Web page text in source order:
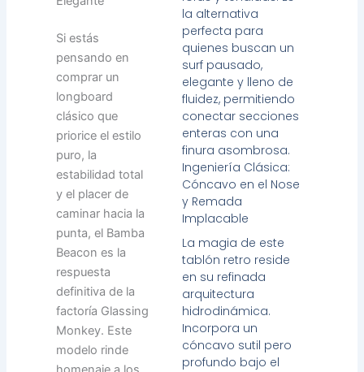
la alternativa
perfecta para
quienes buscan un
surf pausado,
elegante y lleno de
fluidez, permitiendo
conectar secciones
enteras con una
finura asombrosa.
Ingeniería Clásica:
Cóncavo en el Nose
y Remada
Implacable
La magia de este
tablón retro reside
en su refinada
arquitectura
hidrodinámica.
Incorpora un
cóncavo sutil pero
profundo bajo el
Si estás
pensando en
comprar un
longboard
clásico que
priorice el estilo
puro, la
estabilidad total
y el placer de
caminar hacia la
punta, el Bamba
Beacon es la
respuesta
definitiva de la
factoría Glassing
Monkey. Este
modelo rinde